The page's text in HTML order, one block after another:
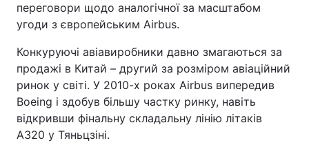
переговори щодо аналогічної за масштабом
угоди з європейським Airbus.
Конкуруючі авіавиробники давно змагаються за
продажі в Китай – другий за розміром авіаційний
ринок у світі. У 2010-х роках Airbus випередив
Boeing і здобув більшу частку ринку, навіть
відкривши фінальну складальну лінію літаків
A320 у Тяньцзіні.